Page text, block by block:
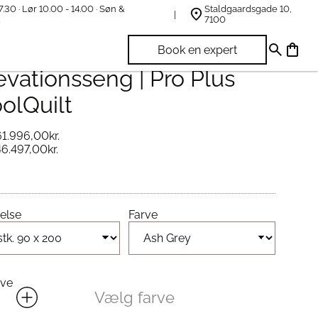
· Lør 10.00 - 14.00 · Søn &
Staldgaardsgade 10,
7100
Book en expert
| Pro Plus
kr.
kr.
Farve
Vælg farve